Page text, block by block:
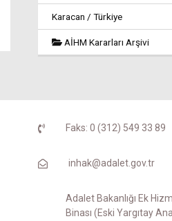
Karacan / Türkiye
AİHM Kararları Arşivi
Faks: 0 (312) 549 33 89
inhak@adalet.gov.tr
Adalet Bakanlığı Ek
Binası (Eski Yargıtay Ana